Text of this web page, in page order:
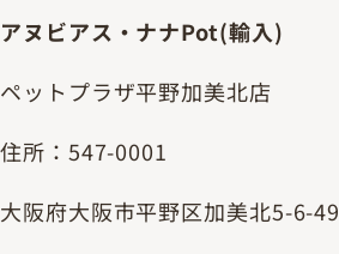
アヌビアス・ナナPot(輸入)
ペットプラザ平野加美北店
住所：547-0001
大阪府大阪市平野区加美北5-6-49